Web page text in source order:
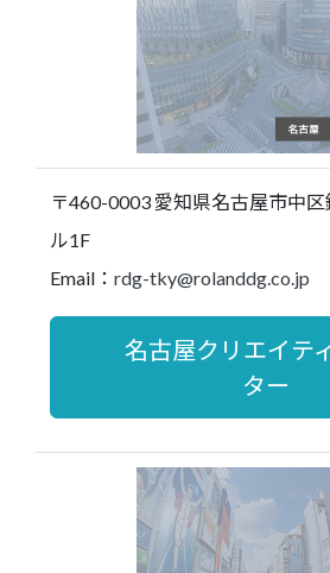
〒460-0003 愛知県名古屋市中
ル1F
Email： rdg-tky@rolanddg.co.jp
名古屋クリエイテ
ター